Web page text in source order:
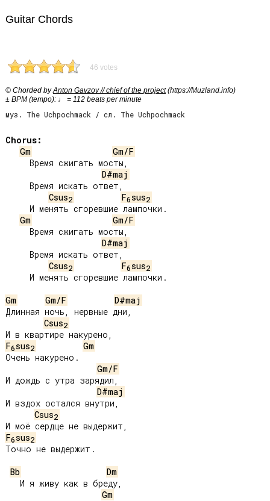
Guitar Chords
46 votes
© Chorded byAnton Gavzov // chief of the project(https://Muzland.info)
± BPM (tempo): ♩ = 112 beats per minute
муз. The Uchpochmack / сл. The Uchpochmack
Chorus:
Gm
Gm/F
D#maj
Csus2 F6sus2
Gm
Gm/F
D#maj
Csus2 F6sus2
Gm
Gm/F
D#maj
Длинная ночь, нервные дни,
Csus2
F6sus2
Gm
Очень накурено.
Gm/F
И дождь с утра зарядил,
D#maj
И вздох остался внутри,
Csus2
F6sus2
Точно не выдержит.
Bb
Dm
Gm